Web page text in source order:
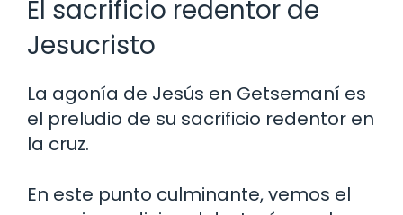
El sacrificio redentor de
Jesucristo
La agonía de Jesús en Getsemaní es
el preludio de su sacrificio redentor en
la cruz.
En este punto culminante, vemos el